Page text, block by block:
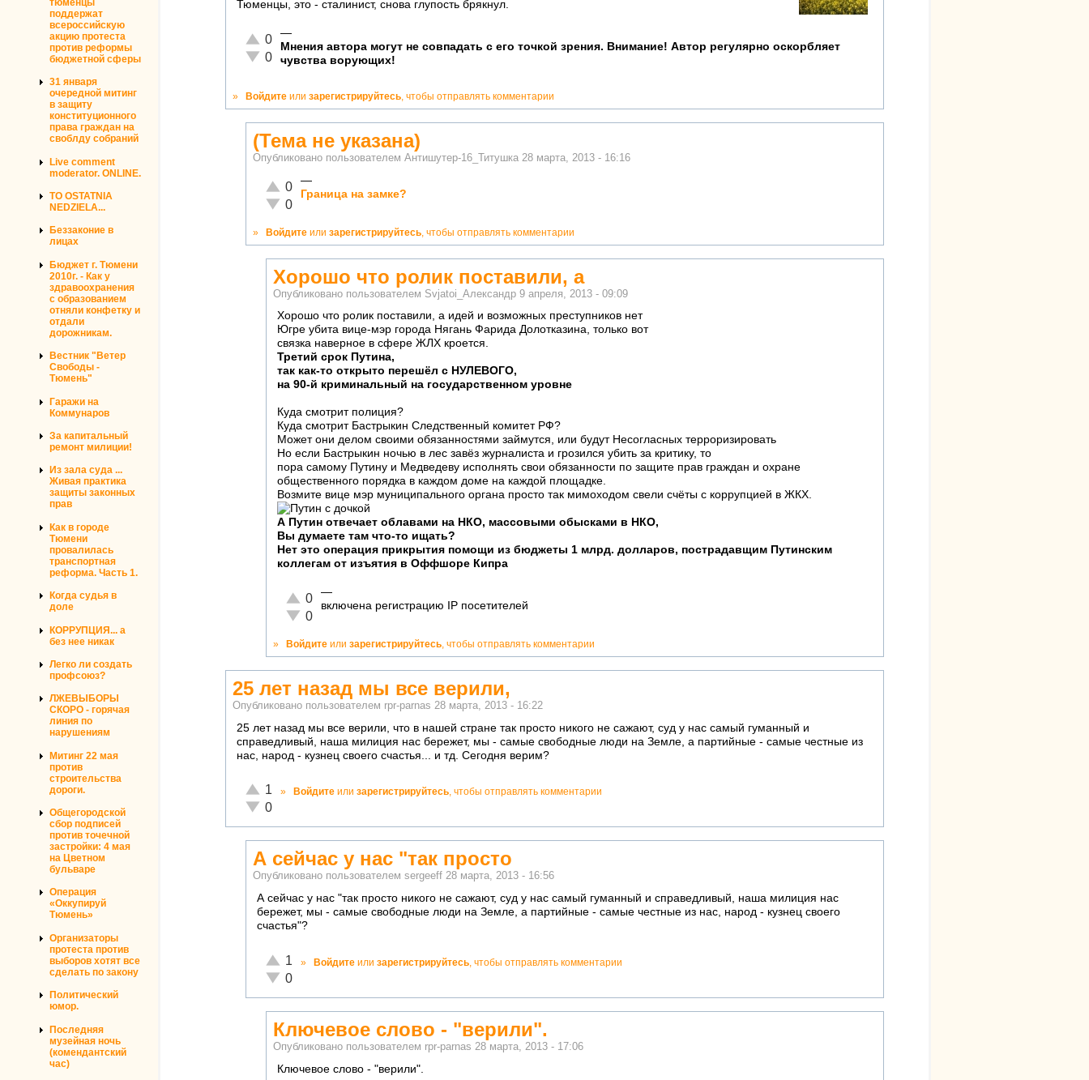
тюменцы
поддержат
всероссийскую
акцию протеста
против реформы
бюджетной сферы
31 января
очередной митинг
в защиту
конституционного
права граждан на
своблду собраний
Live comment
moderator. ONLINE.
TO OSTATNIA
NEDZIELA...
Беззаконие в
лицах
Бюджет г. Тюмени
2010г. - Как у
здравоохранения
с образованием
отняли конфетку и
отдали
дорожникам.
Вестник "Ветер
Свободы -
Тюмень"
Гаражи на
Коммунаров
За капитальный
ремонт милиции!
Из зала суда ...
Живая практика
защиты законных
прав
Как в городе
Тюмени
провалилась
транспортная
реформа. Часть 1.
Когда судья в
доле
КОРРУПЦИЯ... а
без нее никак
Легко ли создать
профсоюз?
ЛЖЕВЫБОРЫ
СКОРО - горячая
линия по
нарушениям
Митинг 22 мая
против
строительства
дороги.
Общегородской
сбор подписей
против точечной
застройки: 4 мая
на Цветном
бульваре
Операция
«Оккупируй
Тюмень»
Организаторы
протеста против
выборов хотят все
сделать по закону
Политический
юмор.
Последняя
музейная ночь
(комендантский
час)
Тюменцы, это - сталинист, снова глупость брякнул.
Отлично!
0
Неадекватно!
0
—
Мнения автора могут не совпадать с его точкой зрения. Внимание! Автор регулярно оскорбляет
чувства ворующих!
» Войдите или зарегистрируйтесь, чтобы отправлять комментарии
(Тема не указана)
Опубликовано пользователем Антишутер-16_Титушка 28 марта, 2013 - 16:16
Отлично!
0
Неадекватно!
0
—
Граница на замке?
» Войдите или зарегистрируйтесь , чтобы отправлять комментарии
Хорошо что ролик поставили, а
Опубликовано пользователем Svjatoi_Александр 9 апреля, 2013 - 09:09
Хорошо что ролик поставили, а идей и возможных преступников нет
Югре убита вице-мэр города Нягань Фарида Долотказина, только вот
связка наверное в сфере ЖЛХ кроется.
Третий срок Путина,
так как-то открыто перешёл с НУЛЕВОГО,
на 90-й криминальный на государственном уровне
Куда смотрит полиция?
Куда смотрит Бастрыкин Следственный комитет РФ?
Может они делом своими обязанностями займутся, или будут Несогласных терроризировать
Но если Бастрыкин ночью в лес завёз журналиста и грозился убить за критику, то
пора самому Путину и Медведеву исполнять свои обязанности по защите прав граждан и охране
общественного порядка в каждом доме на каждой площадке.
Возмите вице мэр муниципального органа просто так мимоходом свели счёты с коррупцией в ЖКХ.
А Путин отвечает облавами на НКО, массовыми обысками в НКО,
Вы думаете там что-то ищать?
Нет это операция прикрытия помощи из бюджеты 1 млрд. долларов, пострадавщим Путинским
коллегам от изъятия в Оффшоре Кипра
Отлично!
0
Неадекватно!
0
—
включена регистрацию IP посетителей
» Войдите или зарегистрируйтесь, чтобы отправлять комментарии
25 лет назад мы все верили,
Опубликовано пользователем rpr-parnas 28 марта, 2013 - 16:22
25 лет назад мы все верили, что в нашей стране так просто никого не сажают, суд у нас самый гуманный и
справедливый, наша милиция нас бережет, мы - самые свободные люди на Земле, а партийные - самые честные из
нас, народ - кузнец своего счастья... и тд. Сегодня верим?
Отлично!
1
Неадекватно!
0
» Войдите или зарегистрируйтесь, чтобы отправлять комментарии
А сейчас у нас "так просто
Опубликовано пользователем sergeeff 28 марта, 2013 - 16:56
А сейчас у нас "так просто никого не сажают, суд у нас самый гуманный и справедливый, наша милиция нас
бережет, мы - самые свободные люди на Земле, а партийные - самые честные из нас, народ - кузнец своего
счастья"?
Отлично!
1
Неадекватно!
0
» Войдите или зарегистрируйтесь , чтобы отправлять комментарии
Ключевое слово - "верили".
Опубликовано пользователем rpr-parnas 28 марта, 2013 - 17:06
Ключевое слово - "верили".